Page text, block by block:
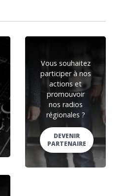
Vous souhaitez
participer à nos
actions et
promouvoir
nos radios
régionales ?
DEVENIR
PARTENAIRE